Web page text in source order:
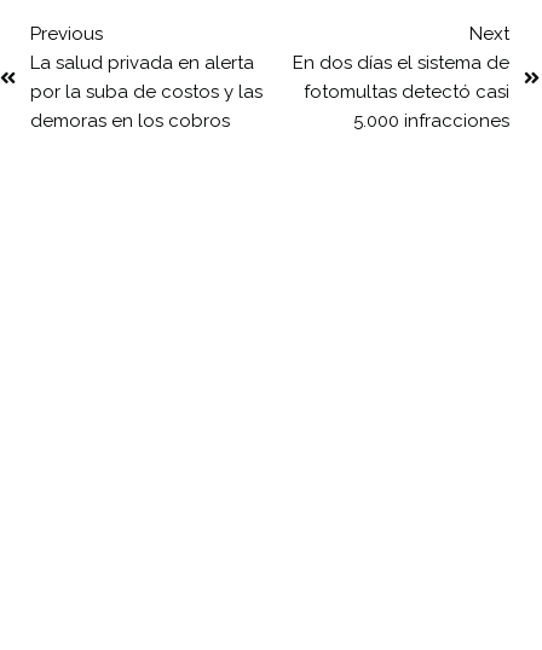
Previous
La salud privada en alerta
por la suba de costos y las
demoras en los cobros
Next
En dos días el sistema de
fotomultas detectó casi
5.000 infracciones